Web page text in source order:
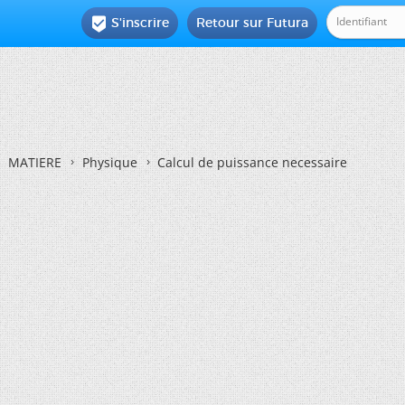
Retour sur Futura
 S'inscrire
MATIERE Physique Calcul de puissance necessaire